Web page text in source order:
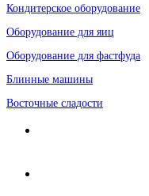
Кондитерское оборудование
Оборудование для яиц
Оборудование для фастфуда
Блинные машины
Восточные сладости